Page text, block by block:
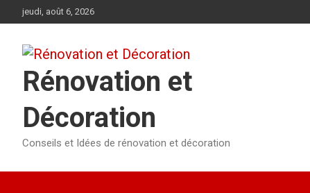
au
jeudi, août 6, 2026
Rénovation et
Décoration
Conseils et Idées de rénovation et décoration